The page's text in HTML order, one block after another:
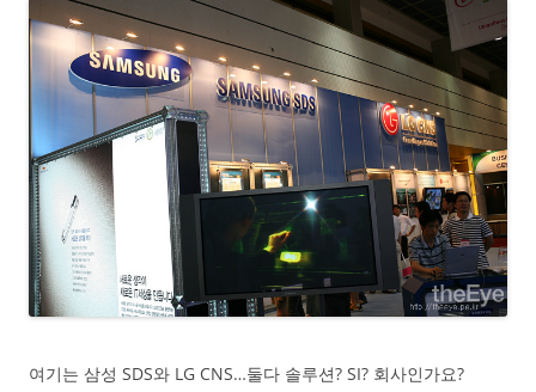
여기는 삼성 SDS와 LG CNS…둘다 솔루션? SI? 회사인가요?